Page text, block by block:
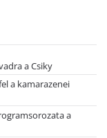
a Csiky
a kamarazenei
a